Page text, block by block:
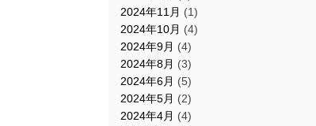
2024年11月 (1)
2024年10月 (4)
2024年9月 (4)
2024年8月 (3)
2024年6月 (5)
2024年5月 (2)
2024年4月 (4)